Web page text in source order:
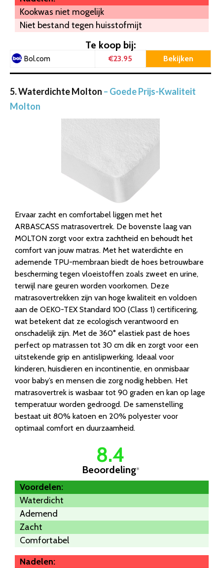
Kookwas niet mogelijk
Niet bestand tegen huisstofmijt
Te koop bij:
Bol.com €23.95 Bekijken
5. Waterdichte Molton – Goede Prijs-Kwaliteit
Molton
Ervaar zacht en comfortabel liggen met het
ARBASCASS matrasovertrek. De bovenste laag van
MOLTON zorgt voor extra zachtheid en behoudt het
comfort van jouw matras. Met het waterdichte en
ademende TPU-membraan biedt de hoes betrouwbare
bescherming tegen vloeistoffen zoals zweet en urine,
terwijl nare geuren worden voorkomen. Deze
matrasovertrekken zijn van hoge kwaliteit en voldoen
aan de OEKO-TEX Standard 100 (Class 1) certificering,
wat betekent dat ze ecologisch verantwoord en
onschadelijk zijn. Met de 360° elastiek past de hoes
perfect op matrassen tot 30 cm dik en zorgt voor een
uitstekende grip en antislipwerking. Ideaal voor
kinderen, huisdieren en incontinentie, en onmisbaar
voor baby’s en mensen die zorg nodig hebben. Het
matrasovertrek is wasbaar tot 90 graden en kan op lage
temperatuur worden gedroogd. De samenstelling
bestaat uit 80% katoen en 20% polyester voor
optimaal comfort en duurzaamheid.
8.4
Beoordeling*
Voordelen:
Waterdicht
Ademend
Zacht
Comfortabel
Nadelen: